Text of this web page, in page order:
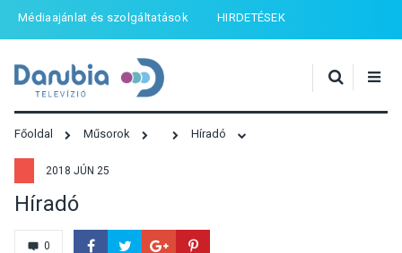
Médiaajánlat és szolgáltatások HIRDETÉSEK
Főoldal Műsorok Híradó
2018 JÚN 25
Híradó
0